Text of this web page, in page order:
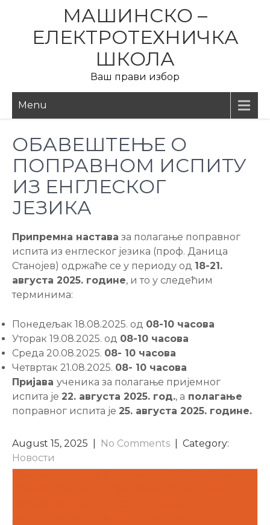
content
МАШИНСКО –
ЕЛЕКТРОТЕХНИЧКА
ШКОЛА
Ваш прави избор
Menu
ОБАВЕШТЕЊЕ О
ПОПРАВНОМ ИСПИТУ
ИЗ ЕНГЛЕСКОГ
ЈЕЗИКА
Припремна настава за полагање поправног
испита из енглеског језика (проф. Даница
Станојев) одржаће се у периоду од 18-21.
августа 2025. године, и то у следећим
терминима:
Понедељак 18.08.2025. од 08-10 часова
Уторак 19.08.2025. од 08-10 часова
Среда 20.08.2025. 08- 10 часова
Четвртак 21.08.2025. 08- 10 часова
Пријава ученика за полагање пријемног
испита је 22. августа 2025. год., а полагање
поправног испита је 25. августа 2025. године.
August 15, 2025 No Comments
| Category:
Новости
POST
NAVIGATION
Ученик генерације за школску 2024/25. годину
ОВАВЕШТЕЊЕ О ПРИПРЕМНОЈ НАСТАВИ ЗА
АВГУСТОВСКОМ ИСПИТНОМ РОКУ